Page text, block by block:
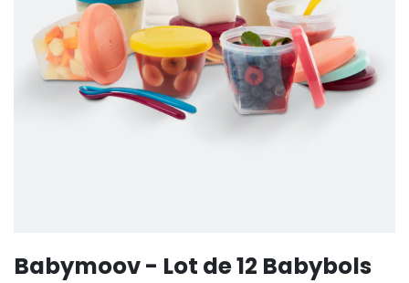
Babymoov - Lot de 12 Babybols